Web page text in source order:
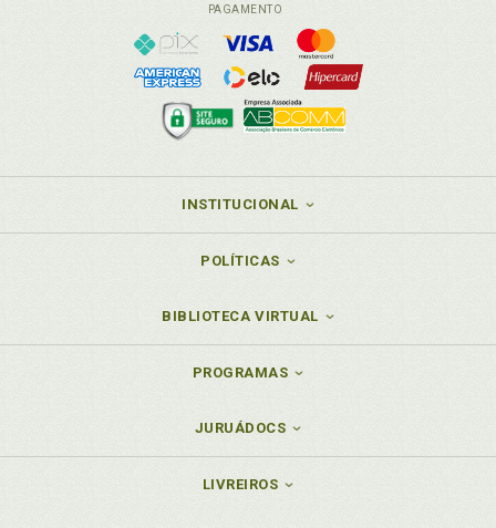
PAGAMENTO
INSTITUCIONAL
POLÍTICAS
BIBLIOTECA VIRTUAL
PROGRAMAS
JURUÁDOCS
LIVREIROS